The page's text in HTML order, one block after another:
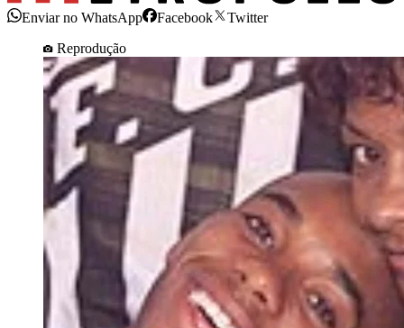
Enviar no WhatsApp Facebook
Twitter
Reprodução